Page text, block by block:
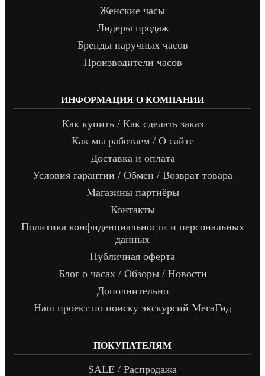
Женские часы
Лидеры продаж
Бренды наручных часов
Производители часов
ИНФОРМАЦИЯ О КОМПАНИИ
Как купить / Как сделать заказ
Как мы работаем / О сайте
Доставка и оплата
Условия гарантии / Обмен / Возврат товара
Магазины партнёры
Контакты
Политика конфиденциальности и персональных
данных
Публичная оферта
Блог о часах / Обзоры / Новости
Дополнительно
Наш проект по поиску экскурсий МегаГид
ПОКУПАТЕЛЯМ
SALE / Распродажа